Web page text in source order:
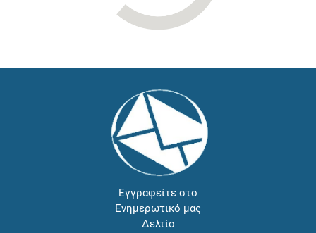
Εγγραφείτε στο
Ενημερωτικό μας
Δελτίο